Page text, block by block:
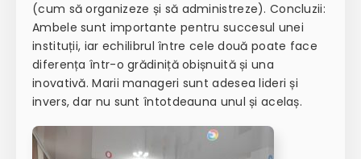
(cum să organizeze și să administreze). Concluzii:
Ambele sunt importante pentru succesul unei
instituții, iar echilibrul între cele două poate face
diferența într-o grădiniță obișnuită și una
inovativă. Marii manageri sunt adesea lideri și
invers, dar nu sunt întotdeauna unul și acelaș.